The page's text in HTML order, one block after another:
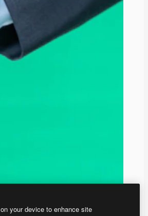
your device to enhance site